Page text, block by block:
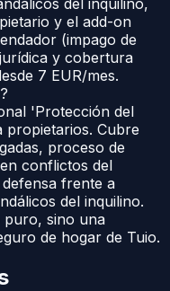
y el add-on
(impago de
y cobertura
7 EUR/mes.
'Protección del
Cubre
proceso de
conflictos del
frente a
del inquilino.
puro, sino una
de hogar de Tuio.